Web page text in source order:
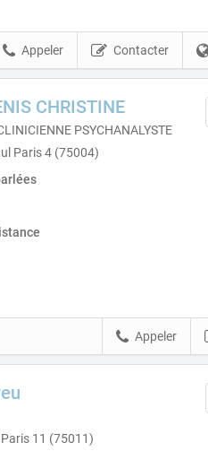
Contacter
Appeler
CHRISTINE
PSYCHANALYSTE
Paris 4 (75004)
Appeler
11 (75011)